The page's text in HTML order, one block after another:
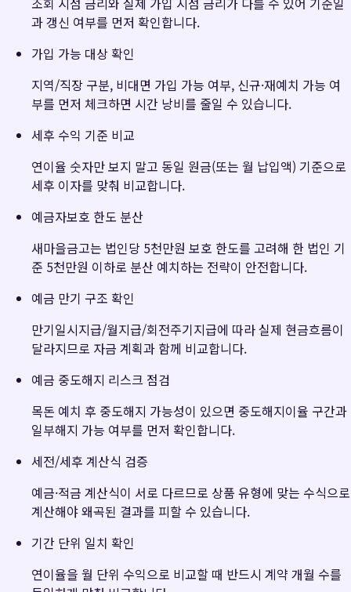
과 갱신 여부를 먼저 확인합니다.
가입 가능 대상 확인
지역/직장 구분, 비대면 가입 가능 여부, 신규·재예치 가능 여
부를 먼저 체크하면 시간 낭비를 줄일 수 있습니다.
세후 수익 기준 비교
연이율 숫자만 보지 말고 동일 원금(또는 월 납입액) 기준으로
세후 이자를 맞춰 비교합니다.
예금자보호 한도 분산
새마을금고는 법인당 5천만원 보호 한도를 고려해 한 법인 기
준 5천만원 이하로 분산 예치하는 전략이 안전합니다.
예금 만기 구조 확인
만기일시지급/월지급/회전주기지급에 따라 실제 현금흐름이
달라지므로 자금 계획과 함께 비교합니다.
예금 중도해지 리스크 점검
목돈 예치 후 중도해지 가능성이 있으면 중도해지이율 구간과
일부해지 가능 여부를 먼저 확인합니다.
세전/세후 계산식 검증
예금·적금 계산식이 서로 다르므로 상품 유형에 맞는 수식으로
계산해야 왜곡된 결과를 피할 수 있습니다.
기간 단위 일치 확인
연이율을 월 단위 수익으로 비교할 때 반드시 계약 개월 수를